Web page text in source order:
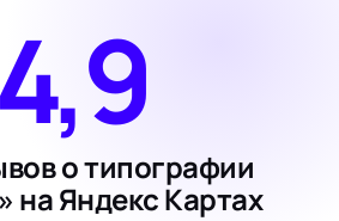
4,9
о типографии
на Яндекс Картах